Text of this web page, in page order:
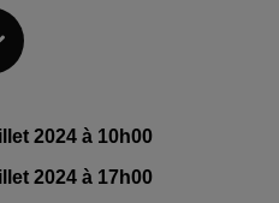
2024 à 10h00
2024 à 17h00